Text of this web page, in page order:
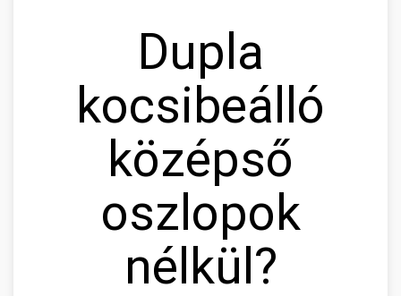
Dupla
kocsibeálló
középső
oszlopok
nélkül?